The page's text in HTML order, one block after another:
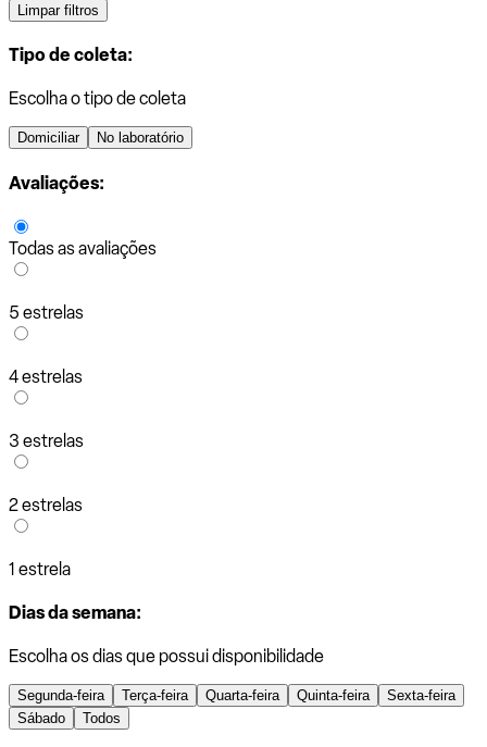
Limpar filtros
Tipo de coleta:
Escolha o tipo de coleta
Domiciliar No laboratório
Avaliações:
Todas as avaliações
5 estrelas
4 estrelas
3 estrelas
2 estrelas
1 estrela
Dias da semana:
Escolha os dias que possui disponibilidade
Segunda-feira Terça-feira Quarta-feira Quinta-feira
Sexta-feira
Sábado
Todos